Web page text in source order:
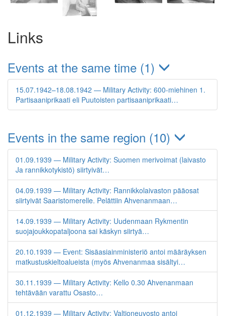
Links
Events at the same time (1)
15.07.1942–18.08.1942 — Military Activity: 600-miehinen 1.
Partisaaniprikaati eli Puutoisten partisaaniprikaati…
Events in the same region (10)
01.09.1939 — Military Activity: Suomen merivoimat (laivasto
Ja rannikkotykistö) siirtyivät…
04.09.1939 — Military Activity: Rannikkolaivaston pääosat
siirtyivät Saaristomerelle. Pelättiin Ahvenanmaan…
14.09.1939 — Military Activity: Uudenmaan Rykmentin
suojajoukkopataljoona sai käskyn siirtyä…
20.10.1939 — Event: Sisäasiainministeriö antoi määräyksen
matkustuskieltoalueista (myös Ahvenanmaa sisältyi…
30.11.1939 — Military Activity: Kello 0.30 Ahvenanmaan
tehtävään varattu Osasto…
01.12.1939 — Military Activity: Valtioneuvosto antoi